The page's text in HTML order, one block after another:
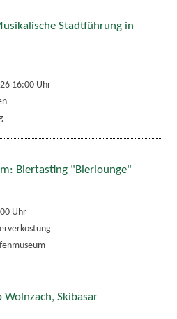
Stadtführung in
16:00 Uhr
Biertasting "Bierlounge"
Uhr
Skibasar